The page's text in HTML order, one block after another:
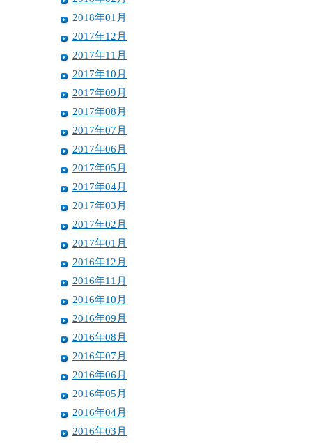
2018年01月
2017年12月
2017年11月
2017年10月
2017年09月
2017年08月
2017年07月
2017年06月
2017年05月
2017年04月
2017年03月
2017年02月
2017年01月
2016年12月
2016年11月
2016年10月
2016年09月
2016年08月
2016年07月
2016年06月
2016年05月
2016年04月
2016年03月